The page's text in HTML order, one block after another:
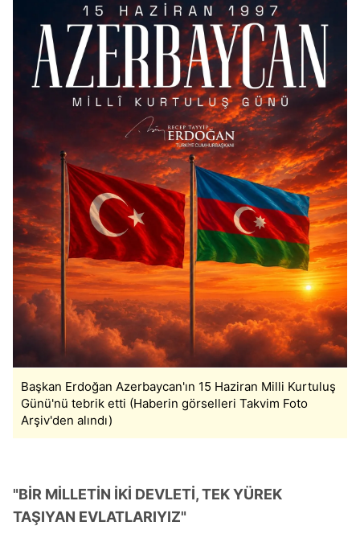
Başkan Erdoğan Azerbaycan'ın 15 Haziran Milli Kurtuluş
Günü'nü tebrik etti (Haberin görselleri Takvim Foto
Arşiv'den alındı)
"BİR MİLLETİN İKİ DEVLETİ, TEK YÜREK
TAŞIYAN EVLATLARIYIZ"